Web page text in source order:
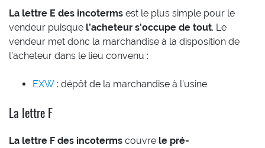
La lettre E des incoterms est le plus simple pour le
vendeur puisque l’acheteur s’occupe de tout. Le
vendeur met donc la marchandise à la disposition de
l’acheteur dans le lieu convenu :
EXW : dépôt de la marchandise à l’usine
La lettre F
La lettre F des incoterms couvre le pré-